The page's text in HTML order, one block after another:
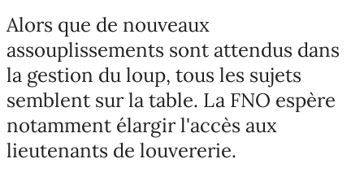
Alors que de nouveaux
assouplissements sont attendus dans
la gestion du loup, tous les sujets
semblent sur la table. La FNO espère
notamment élargir l'accès aux
lieutenants de louvererie.